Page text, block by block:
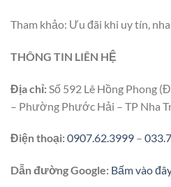
Tham khảo: Ưu đãi khi uy tín,
THÔNG TIN LIÊN HỆ
Địa chỉ: Số 592 Lê Hồng Phong
– Phường Phước Hải – TP Nha
Điện thoại:0907.62.3999 –
Dẫn đường Google: Bấm vào